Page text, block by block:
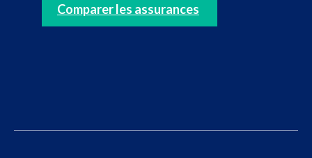
Comparer les assurances